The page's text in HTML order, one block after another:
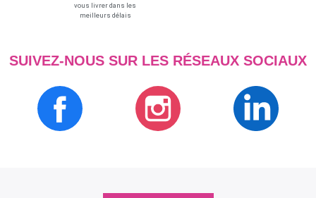
vous livrer dans les
meilleurs délais
SUIVEZ-NOUS SUR LES RÉSEAUX SOCIAUX